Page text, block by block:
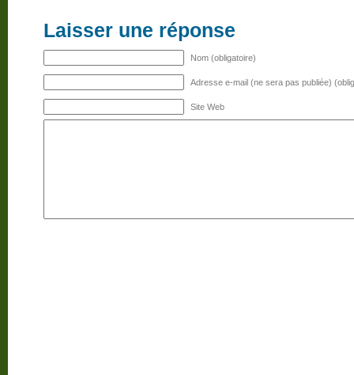
Laisser une réponse
Nom (obligatoire)
Adresse e-mail (ne sera pas publiée)
Site Web